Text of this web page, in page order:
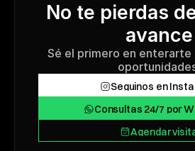
No te pierdas
avance
Sé el primero en enterarte
Seguinos en
Seguinos en
Consultas 24/7 por
Consultas 24/7 por
Agendar
Agendar